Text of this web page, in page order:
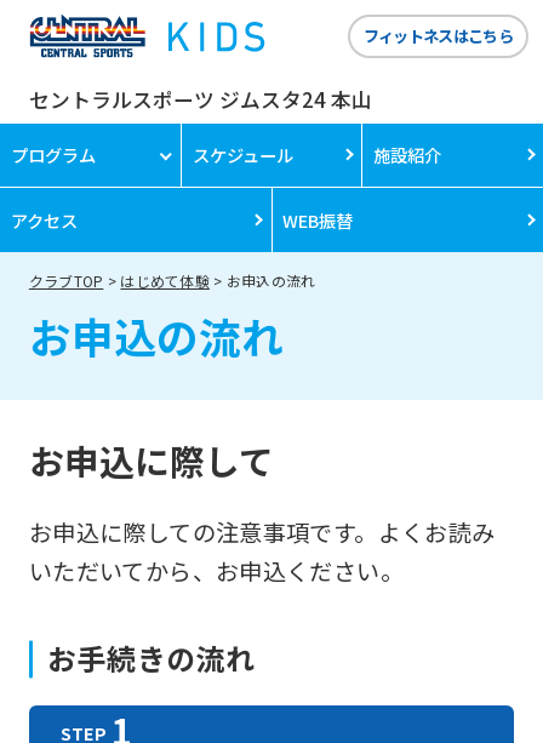
セントラルスポーツ ジムスタ24 本山
フィットネスはこちら
プログラム スケジュール 施設紹介
アクセス WEB振替
クラブTOP はじめて体験 お申込の流れ
お申込の流れ
お申込に際して
お申込に際しての注意事項です。よくお読み
いただいてから、お申込ください。
お手続きの流れ